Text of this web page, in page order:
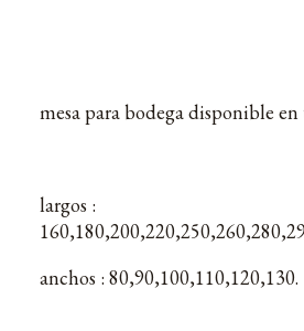
mesa para bodega disponible en
largos :
anchos : 80,90,100,110,120,130.